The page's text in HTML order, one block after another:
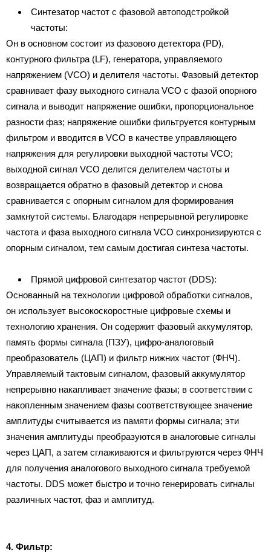
Синтезатор частот с фазовой автоподстройкой
частоты:
Он в основном состоит из фазового детектора (PD),
контурного фильтра (LF), генератора, управляемого
напряжением (VCO) и делителя частоты. Фазовый детектор
сравнивает фазу выходного сигнала VCO с фазой опорного
сигнала и выводит напряжение ошибки, пропорциональное
разности фаз; напряжение ошибки фильтруется контурным
фильтром и вводится в VCO в качестве управляющего
напряжения для регулировки выходной частоты VCO;
выходной сигнал VCO делится делителем частоты и
возвращается обратно в фазовый детектор и снова
сравнивается с опорным сигналом для формирования
замкнутой системы. Благодаря непрерывной регулировке
частота и фаза выходного сигнала VCO синхронизируются с
опорным сигналом, тем самым достигая синтеза частоты.
Прямой цифровой синтезатор частот (DDS):
Основанный на технологии цифровой обработки сигналов,
он использует высокоскоростные цифровые схемы и
технологию хранения. Он содержит фазовый аккумулятор,
память формы сигнала (ПЗУ), цифро-аналоговый
преобразователь (ЦАП) и фильтр нижних частот (ФНЧ).
Управляемый тактовым сигналом, фазовый аккумулятор
непрерывно накапливает значение фазы; в соответствии с
накопленным значением фазы соответствующее значение
амплитуды считывается из памяти формы сигнала; эти
значения амплитуды преобразуются в аналоговые сигналы
через ЦАП, а затем сглаживаются и фильтруются через ФНЧ
для получения аналогового выходного сигнала требуемой
частоты. DDS может быстро и точно генерировать сигналы
различных частот, фаз и амплитуд.
4. Фильтр: